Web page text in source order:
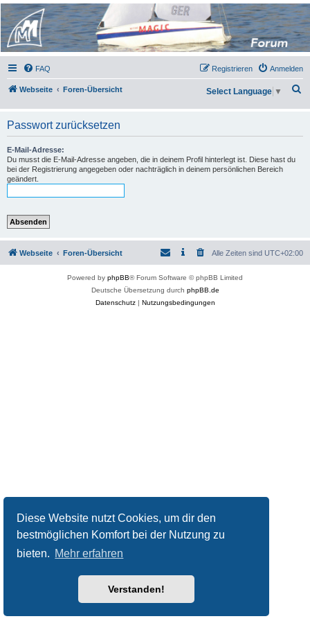
Diese Website nutzt Cookies, um dir den
bestmöglichen Komfort bei der Nutzung zu
bieten. Mehr erfahren
Verstanden!
Micro Magic Forum
Deutschland
FAQ Anmelden
Registrieren
Webseite Foren-Übersicht
h
Select Language ▼
Passwort zurücksetzen
E-Mail-Adresse:
Du musst die E-Mail-Adresse angeben, die in deinem Profil hinterlegt ist. Diese hast du
bei der Registrierung angegeben oder nachträglich in deinem persönlichen Bereich
geändert.
Webseite Foren-Übersicht Alle Zeiten sind UTC+02:00
Powered by phpBB® Forum Software © phpBB Limited
Deutsche Übersetzung durch phpBB.de
Datenschutz| Nutzungsbedingungen